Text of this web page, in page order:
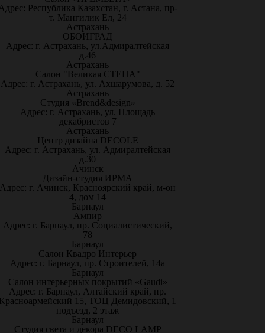
Республика Казахстан, г. Астана, пр-
т. Мангилик Ел, 24
Астрахань
ОБОИГРАД
Адрес: г. Астрахань, ул.Адмиралтейская
д.46
Астрахань
Салон "Великая СТЕНА"
Адрес: г. Астрахань, ул. Ахшарумова, д. 52
Астрахань
Студия «Brend&design»
Адрес: г. Астрахань, ул. Площадь
декабристов 7
Астрахань
Центр дизайна DECOLE
Адрес: г. Астрахань, ул. Адмиралтейская
д.30
Ачинск
Дизайн-студия ИРМА
Адрес: г. Ачинск, Красноярский край, м-он
4, дом 14
Барнаул
Ампир
Адрес: г. Барнаул, пр. Социалистический,
78
Барнаул
Салон Квадро Интерьер
Адрес: г. Барнаул, пр. Строителей, 14а
Барнаул
Салон интерьерных покрытий «Gaudi»
Адрес: г. Барнаул, Алтайский край, пр.
15, ТОЦ Демидовский, 1
подъезд, 2 этаж
Барнаул
Студия света и декора DECO LAMP